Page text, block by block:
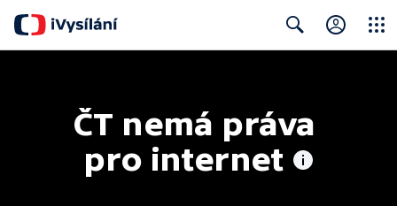
ČT nemá práva
pro internet